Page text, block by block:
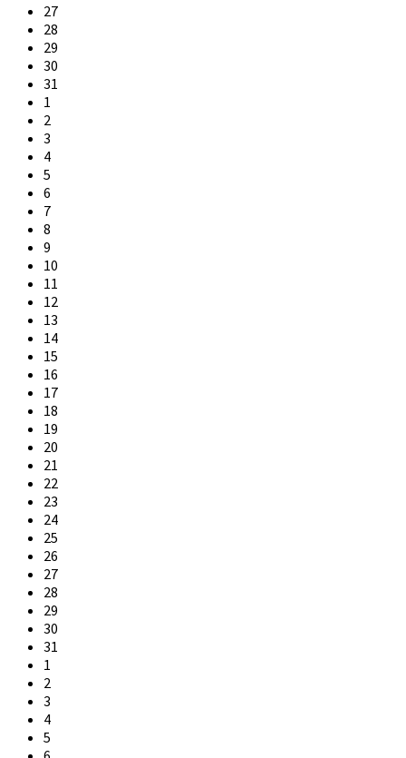
Skip
calendar
days
27
28
29
30
31
1
2
3
4
5
6
7
8
9
10
11
12
13
14
15
16
17
18
19
20
21
22
23
24
25
26
27
28
29
30
31
1
2
3
4
5